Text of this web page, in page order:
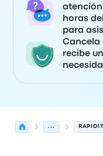
horas
para
Cancela
recibe
...